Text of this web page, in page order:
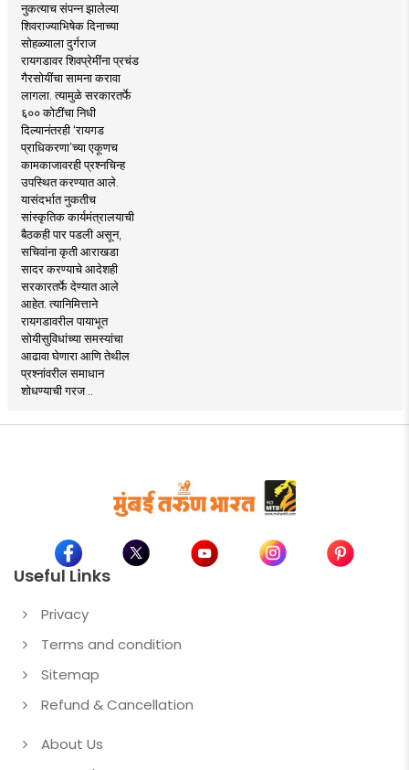
नुकत्याच संपन्न झालेल्या
शिवराज्याभिषेक दिनाच्या
सोहळ्याला दुर्गराज
रायगडावर शिवप्रेमींना प्रचंड
गैरसोयींचा सामना करावा
लागला. त्यामुळे सरकारतर्फे
६०० कोटींचा निधी
दिल्यानंतरही ‘रायगड
प्राधिकरणा’च्या एकूणच
कामकाजावरही प्रश्नचिन्ह
उपस्थित करण्यात आले.
यासंदर्भात नुकतीच
सांस्कृतिक कार्यमंत्रालयाची
बैठकही पार पडली असून,
सचिवांना कृती आराखडा
सादर करण्याचे आदेशही
सरकारतर्फे देण्यात आले
आहेत. त्यानिमित्ताने
रायगडावरील पायाभूत
सोयीसुविधांच्या समस्यांचा
आढावा घेणारा आणि तेथील
प्रश्नांवरील समाधान
शोधण्याची गरज ..
Useful Links
Privacy
Terms and condition
Sitemap
Refund & Cancellation
About Us